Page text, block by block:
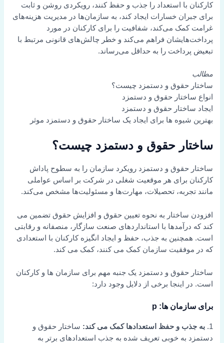
کارکنان با استعداد را جذب و حفظ کنند، رویکردی روشن و ثابت
برای جبران خسارات ایجاد کند، به سازمان‌ها در مدیریت هزینه‌های
غرامت کمک می‌کند، شفافیت را برای کارکنان در مورد
پرداخت‌هایشان فراهم می‌کند و خطر چالش‌های قانونی مرتبط با
تبعیض پرداخت را به حداقل می‌رساند.
مطالب
ساختار حقوق و دستمزد چیست؟
انواع ساختار حقوق و دستمزد
ایجاد ساختار حقوق و دستمزد
بهترین شیوه ها برای ایجاد یک ساختار حقوق و دستمزد موثر
ساختار حقوق و دستمزد چیست؟
ساختار حقوق و دستمزد رویکرد سازمان را به سطوح پاداش
کارکنان برای هر موقعیت شغلی در شرکت بر اساس عواملی
مانند تجربه، تحصیلات، مهارت‌ها و مسئولیت‌ها مشخص می‌کند.
افزودن ساختار به نحوه تعیین حقوق و افزایش حقوق تضمین می
کند که درآمدها با استانداردهای صنعت سازگار، منصفانه و رقابتی
است. همچنین به جذب، حفظ و ایجاد انگیزه کارکنان با استعدادی
که در موفقیت سازمان کمک می کنند، کمک می کند.
ساختار حقوق و دستمزد یک جنبه مهم برای سازمان ها و کارکنان
است. در اینجا برخی از دلایل وجود دارد:
برای سازمان ها: p
1. به جذب و حفظ استعدادها کمک می کند: ساختار حقوق و
دستمزد به خوبی تعریف شده به جذب استعدادهای برتر به